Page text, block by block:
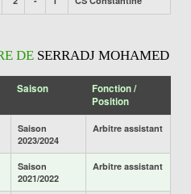
DE SERRADJ MOHAMED
Saison
Fonction /
Position
Saison
2023/2024
Arbitre assistant
Saison
2021/2022
Arbitre assistant